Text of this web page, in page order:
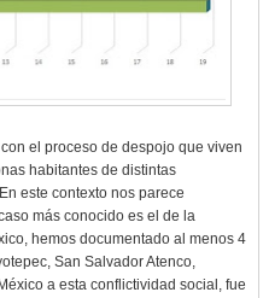
el proceso de despojo que viven
habitantes de distintas
este contexto nos parece
más conocido es el de la
hemos documentado al menos 4
San Salvador Atenco,
a esta conflictividad social, fue